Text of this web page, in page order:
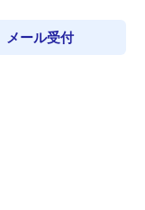
メール受付